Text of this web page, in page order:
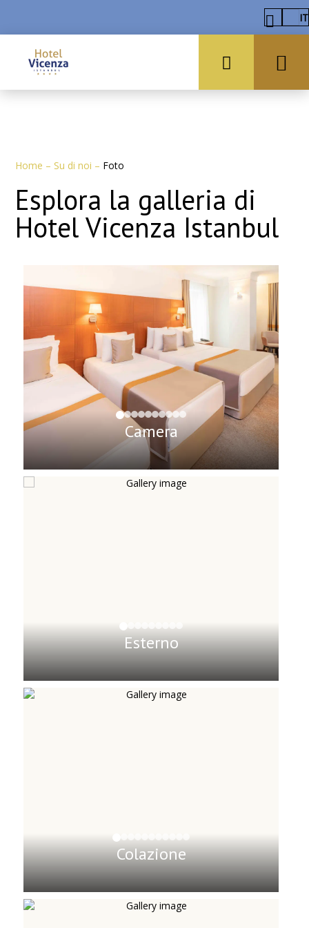
IT
Home – Su di noi – Foto
Esplora la galleria di
Hotel Vicenza Istanbul
Camera
Esterno
Colazione